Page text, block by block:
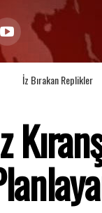
İz Bırakan Replikler